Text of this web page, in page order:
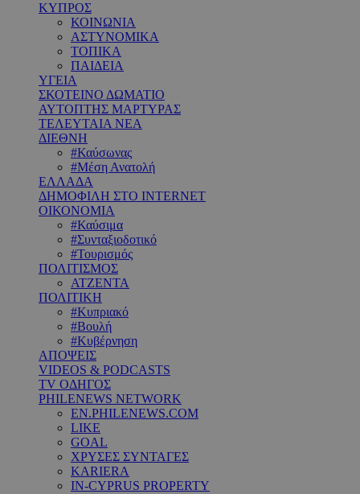
ΚΥΠΡΟΣ
ΚΟΙΝΩΝΙΑ
ΑΣΤΥΝΟΜΙΚΑ
ΤΟΠΙΚΑ
ΠΑΙΔΕΙΑ
ΥΓΕΙΑ
ΣΚΟΤΕΙΝΟ ΔΩΜΑΤΙΟ
ΑΥΤΟΠΤΗΣ ΜΑΡΤΥΡΑΣ
ΤΕΛΕΥΤΑΙΑ ΝΕΑ
ΔΙΕΘΝΗ
#Καύσωνας
#Μέση Ανατολή
ΕΛΛΑΔΑ
ΔΗΜΟΦΙΛΗ ΣΤΟ INTERNET
ΟΙΚΟΝΟΜΙΑ
#Καύσιμα
#Συνταξιοδοτικό
#Τουρισμός
ΠΟΛΙΤΙΣΜΟΣ
ΑΤΖΕΝΤΑ
ΠΟΛΙΤΙΚΗ
#Κυπριακό
#Βουλή
#Κυβέρνηση
ΑΠΟΨΕΙΣ
VIDEOS & PODCASTS
TV ΟΔΗΓΟΣ
PHILENEWS NETWORK
EN.PHILENEWS.COM
LIKE
GOAL
ΧΡΥΣΕΣ ΣΥΝΤΑΓΕΣ
KARIERA
IN-CYPRUS PROPERTY